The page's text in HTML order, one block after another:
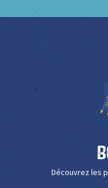
Découvrez les